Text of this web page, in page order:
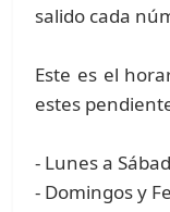
salido cada
Este es el
estes
- Lunes a
- Domingos y